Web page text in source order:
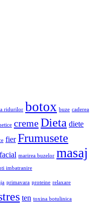
ridurilor botox buze caderea
cremeDieta diete
fier Frumusete
marirea buzelor masaj
imbatranire
primavara proteine relaxare
ten toxina botulinica